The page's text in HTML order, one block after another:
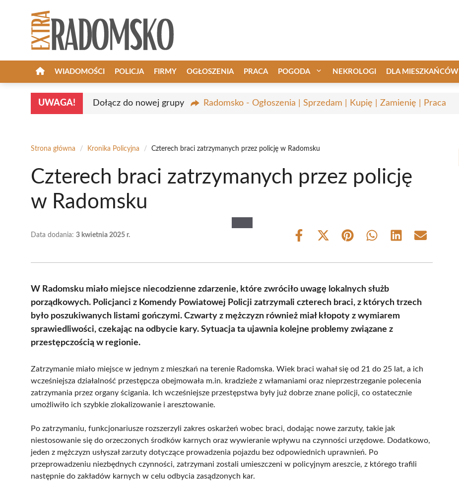
WIADOMOŚCI POLICJA FIRMY OGŁOSZENIA PRACA POGODA NEKROLOGI DLA MIESZKAŃCÓW
UWAGA! Dołącz do nowej grupy Radomsko - Ogłoszenia | Sprzedam | Kupię | Zamienię | Praca
Strona główna / Kronika Policyjna / Czterech braci zatrzymanych przez policję w Radomsku
Czterech braci zatrzymanych przez policję
w Radomsku
Data dodania: 3 kwietnia 2025 r.
Share
Share
(Twitter)
Share Share Share Share
W Radomsku miało miejsce niecodzienne zdarzenie, które zwróciło uwagę lokalnych służb
porządkowych. Policjanci z Komendy Powiatowej Policji zatrzymali czterech braci, z których trzech
było poszukiwanych listami gończymi. Czwarty z mężczyzn również miał kłopoty z wymiarem
sprawiedliwości, czekając na odbycie kary. Sytuacja ta ujawnia kolejne problemy związane z
przestępczością w regionie.
Zatrzymanie miało miejsce w jednym z mieszkań na terenie Radomska. Wiek braci wahał się od 21 do 25 lat, a ich
wcześniejsza działalność przestępcza obejmowała m.in. kradzieże z włamaniami oraz nieprzestrzeganie polecenia
zatrzymania przez organy ścigania. Ich wcześniejsze przestępstwa były już dobrze znane policji, co ostatecznie
umożliwiło ich szybkie zlokalizowanie i aresztowanie.
Po zatrzymaniu, funkcjonariusze rozszerzyli zakres oskarżeń wobec braci, dodając nowe zarzuty, takie jak
niestosowanie się do orzeczonych środków karnych oraz wywieranie wpływu na czynności urzędowe. Dodatkowo,
jeden z mężczyzn usłyszał zarzuty dotyczące prowadzenia pojazdu bez odpowiednich uprawnień. Po
przeprowadzeniu niezbędnych czynności, zatrzymani zostali umieszczeni w policyjnym areszcie, z którego trafili
następnie do zakładów karnych w celu odbycia zasądzonych kar.